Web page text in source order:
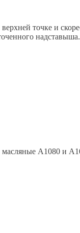
точке и
надставыша.
масляные А1080 и